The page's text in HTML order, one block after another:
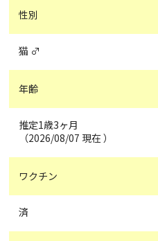
性別
猫 ♂
年齢
推定1歳3ヶ月
（2026/08/07 現在 ）
ワクチン
済